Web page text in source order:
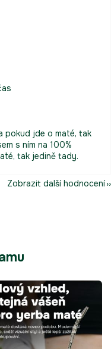
pokud jde o maté, tak
s ním na 100%
tak jedině tady.
Zobrazit další hodnocení